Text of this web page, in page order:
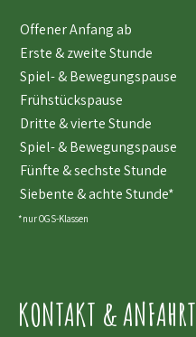
Offener Anfang ab
Erste & zweite Stunde
Spiel- & Bewegungspause
Frühstückspause
Dritte & vierte Stunde
Spiel- & Bewegungspause
Fünfte & sechste Stunde
Siebente & achte Stunde*
*nur OGS-Klassen
KONTAKT & ANFAHRT